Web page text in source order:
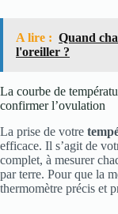
A lire : Quand
l'oreiller ?
La courbe de
confirmer l’ovulation
La prise de votre
efficace. Il s’agit de
complet, à mesurer
par terre. Pour que la
thermomètre précis et